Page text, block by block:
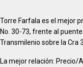
Torre Farfala es el mejor
No. 30-73, frente al
Transmilenio sobre la Cra
La mejor relación: Precio/